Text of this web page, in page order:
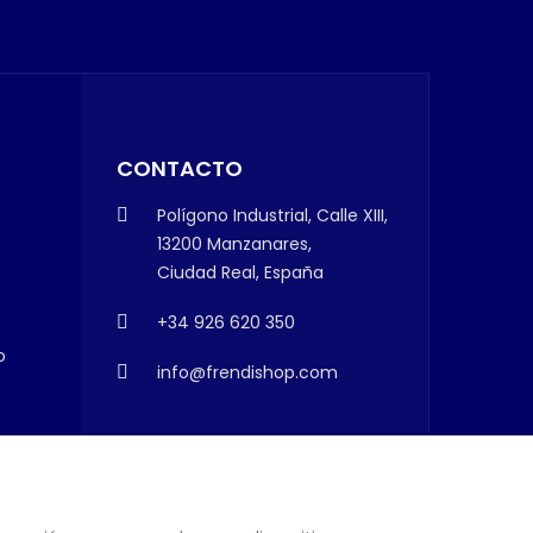
CONTACTO
Polígono Industrial, Calle XIII,
13200 Manzanares,
Ciudad Real, España
+34 926 620 350
info@frendishop.com